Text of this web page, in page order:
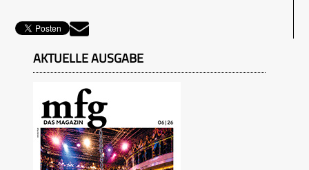
AKTUELLE AUSGABE